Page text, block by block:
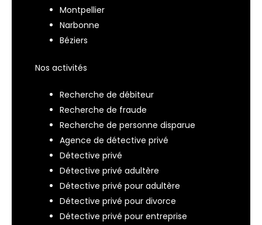
Montpellier
Narbonne
Béziers
Nos activités
Recherche de débiteur
Recherche de fraude
Recherche de personne disparue
Agence de détective privé
Détective privé
Détective privé adultère
Détective privé pour adultère
Détective privé pour divorce
Détective privé pour entreprise